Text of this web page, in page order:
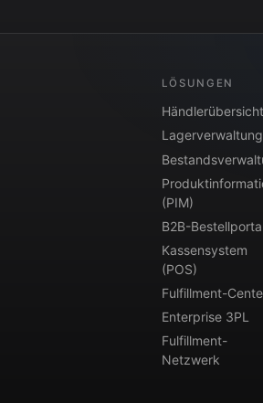
LÖSUNGEN
Händlerübersicht
Lagerverwaltung
(PIM)
B2B-
Kassensystem
(POS)
Fulfillment-
Enterprise 3PL
Fulfillment-
Netzwerk